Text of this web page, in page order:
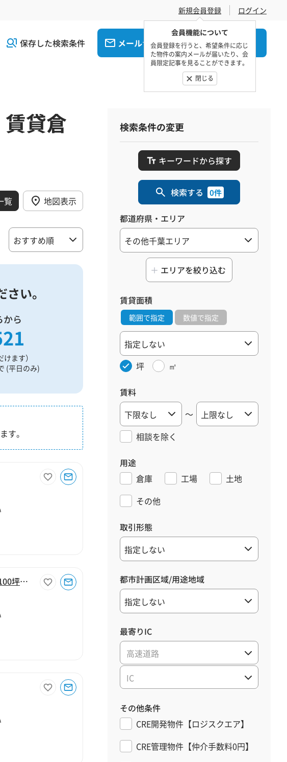
新規会員登録
会員機能について
会員登録を行うと、希望条件に応じ
た物件の案内メールが届いたり、会
員限定記事を見ることができます。
閉じる
ログイン
保存した検索条件 メールでお問合せ 電話でお問合せ
貸倉
覧 地図表示
い。
から
ます）
(平日のみ)
す。
【千葉県長生郡長柄町】長生郡長柄町刑部100坪倉庫
検索条件の変更
キーワードから探す
検索する 0件
都道府県・エリア
エリアを絞り込む
賃貸面積
範囲で指定 数値で指定
坪 ㎡
賃料
～
相談を除く
用途
倉庫
工場
土地
その他
取引形態
都市計画区域/用途地域
最寄りIC
高速道路
IC
その他条件
CRE開発物件【ロジスクエア】
CRE管理物件【仲介手数料0円】